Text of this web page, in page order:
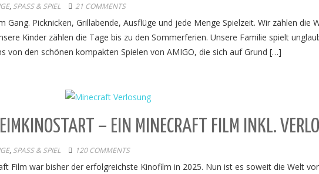
, SPASS & SPIEL 21 COMMENTS
Gang. Picknicken, Grillabende, Ausflüge und jede Menge Spielzeit. Wir zählen die
Kinder zählen die Tage bis zu den Sommerferien. Unsere Familie spielt
von den schönen kompakten Spielen von AMIGO, die sich auf Grund […]
– EIN MINECRAFT FILM INKL.
, SPASS & SPIEL 120 COMMENTS
Film war bisher der erfolgreichste Kinofilm in 2025. Nun ist es soweit die Welt